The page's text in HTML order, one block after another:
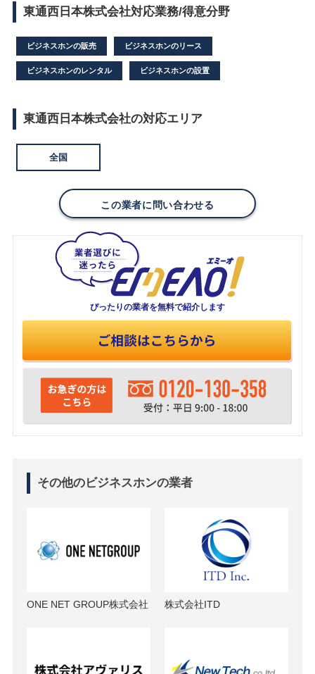
東通西日本株式会社対応業務/得意分野
ビジネスホンの販売 ビジネスホンのリース
ビジネスホンのレンタル ビジネスホンの設置
東通西日本株式会社の対応エリア
全国
この業者に問い合わせる
ぴったりの業者を無料で紹介します
その他のビジネスホンの業者
ONE NET GROUP株式会社 株式会社ITD